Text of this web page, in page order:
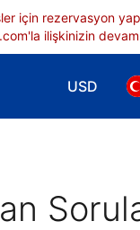
için rezervasyon
ilişkinizin
USD
Para